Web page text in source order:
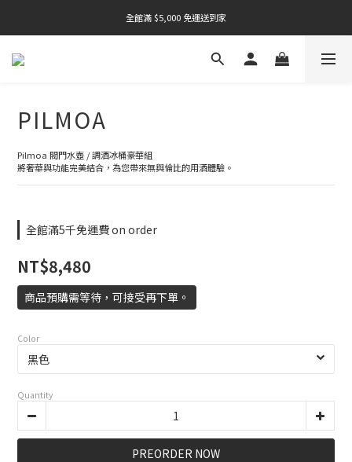
全館滿 $5,000 免運送到家
全館滿 $5,000 免運送到家
全館滿 $5,000 免運送到家
PILMOA
Pilmoa 閥門水壺 / 調酒冰桶豪華組
將奢華與功能完美結合，為您帶來無與倫比的用酒體驗。
全館滿5千免運費 on order
NT$8,480
商品預購需等待，可接受再下單。
Color
Quantity
PREORDER NOW